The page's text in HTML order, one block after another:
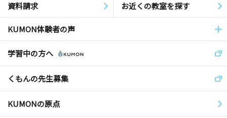
資料請求 お近くの教室を探す
KUMON体験者の声
学習中の方へ
くもんの先生募集
KUMONの原点